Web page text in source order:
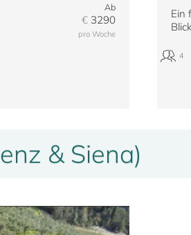
Ab
€3290
pro Woche
Ein
& Siena)